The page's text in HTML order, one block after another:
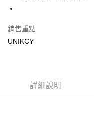
7-11取貨付款［需3-5個工
付款後7-11取貨［需3-5個
每筆NT$100，滿NT$799(
銷售重點
UNIKCY
詳細說明